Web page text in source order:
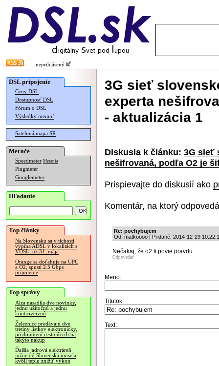
neprihlásený
DSL pripojenie
Ceny DSL
Dostupnosť DSL
Fórum o DSL
Výsledky meraní
Satelitná mapa SR
Merače
Speedmeter Merania
Pingmeter
Googlemeter
Hľadanie
Top články
Na Slovensku sa v tichosti
vypína ADSL v lokalitách s
VDSL, už 31. mája
Orange sa doťahuje na UPC
a O2, spustí 2.5 Gbps
pripojenie
Top správy
Alza nasadila dve novinky,
jednu užitočnú a jednu
kontroverznú
Železnice predávajú dve
tretiny lístkov elektronicky,
po donútení cestujúcich na
takýto nákup
Ďalšia jadrová elektráreň
južne od Slovenska musela
kvôli teplu znížiť výkon
3G sieť
experta
- aktualizácia 1
Diskusia k článku: 3G sieť
nešifrovaná, podľa O2 je
Prispievajte do diskusií ako
Komentár, na ktorý
Re: pochybujem
Od: matkoooo | Pridané: 2014-12-29
Nečakaj, že o2 ti povie pravdu...
Odpovedať
Meno:
Titulok:
Text: